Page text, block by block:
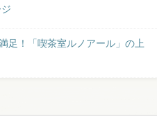
足！「喫茶室ルノアール」の上